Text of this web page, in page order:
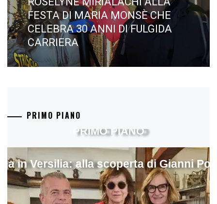
post:
FESTA DI MARIA MONSÈ CHE
CELEBRA 30 ANNI DI FULGIDA
CARRIERA
PRIMO PIANO
in Versilia: alla scoperta di Gianni
PRIMO PIANO